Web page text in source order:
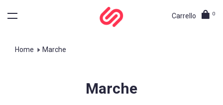
Carrello 0
Home Marche
Marche